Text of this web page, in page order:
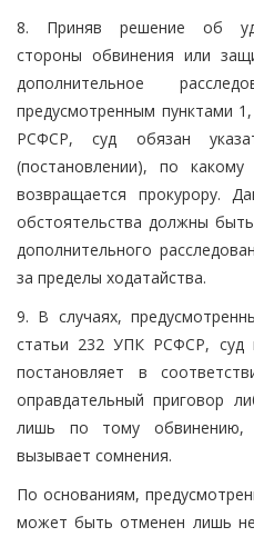
8. Приняв решение об
стороны обвинения или
дополнительное
предусмотренным пунктами
РСФСР, суд обязан
(постановлении), по
возвращается прокурору.
обстоятельства должны
дополнительного
за пределы ходатайства.
9. В случаях,
статьи 232 УПК РСФСР, суд
постановляет в
оправдательный приговор
лишь по тому обвинению,
вызывает сомнения.
По основаниям,
может быть отменен лишь